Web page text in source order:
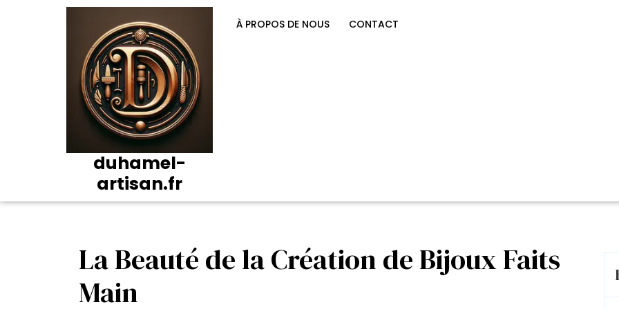
duhamel-
artisan.fr
À PROPOS DE NOUS CONTACT
La Beauté de la Création de Bijoux Faits
Main